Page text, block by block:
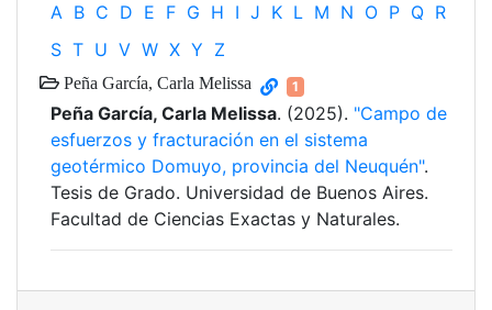
A B C D E F G H I J K L M N O P Q R
S T U V W X Y Z
Peña García, Carla Melissa 1
Peña García, Carla Melissa. (2025). "Campo de
esfuerzos y fracturación en el sistema
geotérmico Domuyo, provincia del Neuquén".
Tesis de Grado. Universidad de Buenos Aires.
Facultad de Ciencias Exactas y Naturales.